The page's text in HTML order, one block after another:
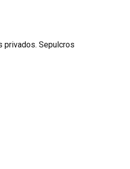
privados. Sepulcros